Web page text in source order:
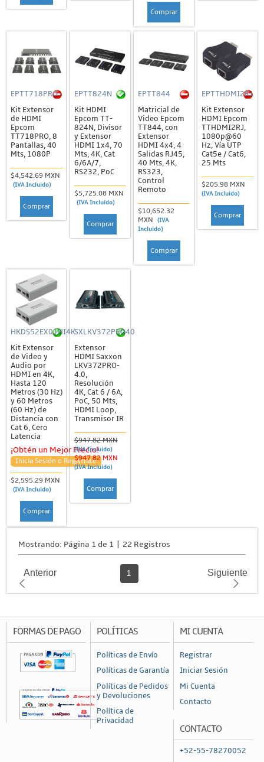
Comprar
EPTT718PRO
Kit Extensor
de HDMI
Epcom
TT718PRO, 8
Pantallas, 40
Mts, 1080P
$4,542.69 MXN
(IVA Incluido)
Comprar
EPTT824N
Kit HDMI
Epcom TT-
824N, Divisor
y Extensor
HDMI 1x4, 70
Mts, 4K, Cat
6/6A/7,
RS232, PoC
$5,725.08 MXN
(IVA Incluido)
Comprar
EPTT844
Matricial de
Video Epcom
TT844, con
Extensor
HDMI 4x4, 4
Salidas RJ45,
40 Mts, 4K,
RS323,
Control
Remoto
$10,652.32
MXN
(IVA
Incluido)
Comprar
EPTTHDMI2RJ
Kit Extensor
HDMI Epcom
TTHDMI2RJ,
1080p@60
Hz, Vía UTP
Cat5e / Cat6,
25 Mts
$205.98 MXN
(IVA Incluido)
Comprar
HKDS52EX01HI4K
Kit Extensor
de Video y
Audio por
HDMI en 4K,
Hasta 120
Metros (30 Hz)
y 60 Metros
(60 Hz) de
Distancia con
Cat 6, Cero
Latencia
¡Obtén un Mejor Precio!
Inicia Sesión o Regístrate
$2,595.29 MXN
(IVA Incluido)
Comprar
SXLKV372PRO40
Extensor
HDMI Saxxon
LKV372PRO-
4.0,
Resolución
4K, Cat 6 / 6A,
PoC, 50 Mts,
HDMI Loop,
Transmisor IR
$947.82 MXN
(IVA Incluido)
$947.82 MXN
(IVA Incluido)
Comprar
Mostrando: Página 1 de 1 | 22 Registros
Anterior 1 Siguiente
FORMAS DE PAGO POLÍTICAS
Políticas de Envío
Políticas de Garantía
Políticas de Pedidos
y Devoluciones
Política de
Privacidad
MI CUENTA
Registrar
Iniciar Sesión
Mi Cuenta
Contacto
CONTACTO
+52-55-78270052